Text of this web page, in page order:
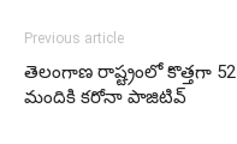
Previous article
తెలంగాణ రాష్ట్రంలో కొత్తగా 52
మందికి కరోనా పాజిటివ్